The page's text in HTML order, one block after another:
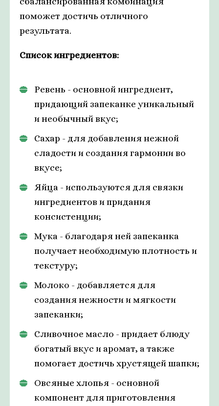
поможет достичь отличного
результата.
Список ингредиентов:
Ревень - основной ингредиент,
придающий запеканке уникальный
и необычный вкус;
Сахар - для добавления нежной
сладости и создания гармонии во
вкусе;
Яйца - используются для связки
ингредиентов и придания
консистенции;
Мука - благодаря ней запеканка
получает необходимую плотность и
текстуру;
Молоко - добавляется для
создания нежности и мягкости
запеканки;
Сливочное масло - придает блюду
богатый вкус и аромат, а также
помогает достичь хрустящей шапки;
Овсяные хлопья - основной
компонент для приготовления